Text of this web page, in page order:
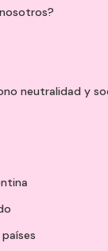
neutralidad y